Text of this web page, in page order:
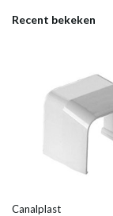
Recent bekeken
Canalplast